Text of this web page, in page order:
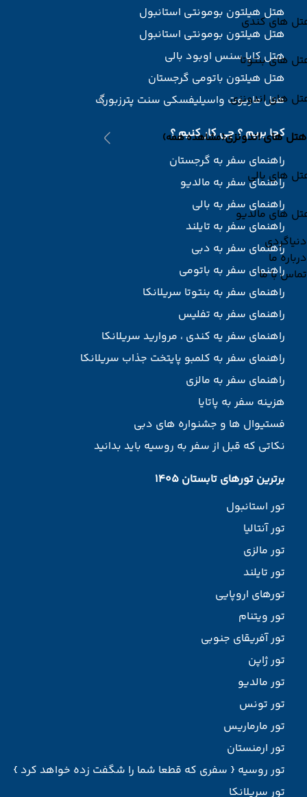
های کندی
های بنتوتا
های اندونزی
هتل های اندونزی(مشاهده همه)
های بالی
های مالدیو
دنیاگردی
درباره ما
تماس با ما
هتل هیلتون بومونتی استانبول
هتل هیلتون بومونتی استانبول
هتل کاپا سنس اوبود بالی
هتل هیلتون باتومی گرجستان
هتل ماریوت واسیلیفسکی سنت پترزبورگ
کجا بریم ؟ چی کار کنیم ؟
راهنمای سفر به گرجستان
راهنمای سفر به مالدیو
راهنمای سفر به بالی
راهنمای سفر به تایلند
راهنمای سفر به دبی
راهنمای سفر به باتومی
راهنمای سفر به بنتوتا سریلانکا
راهنمای سفر به تفلیس
راهنمای سفر یه کندی ، مروارید سریلانکا
راهنمای سفر به کلمبو پایتخت جذاب سریلانکا
راهنمای سفر به مالزی
هزینه سفر به پاتایا
فستیوال ها و جشنواره های دبی
نکاتی که قبل از سفر به روسیه باید بدانید
برترین تورهای تابستان 1405
تور استانبول
تور آنتالیا
تور مالزی
تور تایلند
تورهای اروپایی
تور ویتنام
تور آفریقای جنوبی
تور ژاپن
تور مالدیو
تور تونس
تور مارماریس
تور ارمنستان
تور روسیه { سفری که قطعا شما را شگفت زده خواهد کرد }
تور سریلانکا